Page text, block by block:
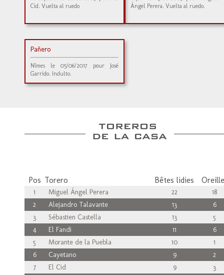
Cid. Vuelta al ruedo
Ángel Perera. Vuelta al ruedo.
Pañero
Nîmes le 05/06/2017 pour José
Garrido. Indulto.
Pos Torero Bêtes lidies
1 Miguel Ángel Perera 22
18
2
Alejandro Talavante 13
6
3
Sébastien Castella 13
5
4
El Fandi 11
6
5
Morante de la Puebla 10
1
6
Cayetano 9
2
7
El Cid 9
3